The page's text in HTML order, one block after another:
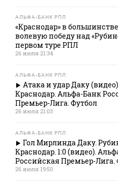
АЛЬФА-БАНК РПЛ
«Краснодар» в
волевую победу над
первом туре РПЛ
26 июля 21:34
АЛЬФА-БАНК РПЛ
Атака и удар Даку
Краснодар. Альфа-Банк
Премьер-Лига. Футбол
26 июля 21:03
АЛЬФА-БАНК РПЛ
Гол Мирлинда Даку.
Краснодар. 1:0 (видео).
Российская Премьер-Лига.
26 июля 19:50